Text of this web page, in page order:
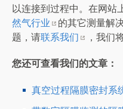
以连接到过程中。在网站
然气行业
的其它测量解
题，请联系我们 ，我们
您还可查看我们的文章：
真空过程隔膜密封系